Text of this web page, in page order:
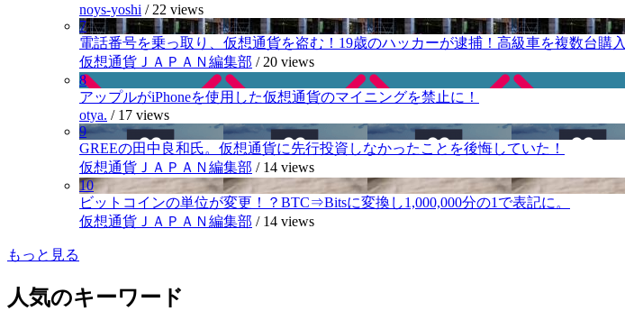
noys-yoshi / 22 views
7
電話番号を乗っ取り、仮想通貨を盗む！19歳のハッカーが逮捕！高級車を複数台購入
仮想通貨ＪＡＰＡＮ編集部 / 20 views
8
アップルがiPhoneを使用した仮想通貨のマイニングを禁止に！
otya. / 17 views
9
GREEの田中良和氏。仮想通貨に先行投資しなかったことを後悔していた！
仮想通貨ＪＡＰＡＮ編集部 / 14 views
10
ビットコインの単位が変更！？BTC⇒Bitsに変換し1,000,000分の1で表記に。
仮想通貨ＪＡＰＡＮ編集部 / 14 views
もっと見る
人気のキーワード